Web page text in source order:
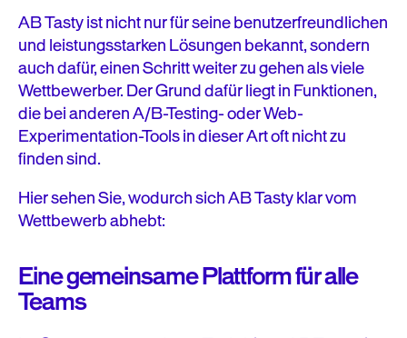
AB Tasty ist nicht nur für seine benutzerfreundlichen
und leistungsstarken Lösungen bekannt, sondern
auch dafür, einen Schritt weiter zu gehen als viele
Wettbewerber. Der Grund dafür liegt in Funktionen,
die bei anderen A/B-Testing- oder Web-
Experimentation-Tools in dieser Art oft nicht zu
finden sind.
Hier sehen Sie, wodurch sich AB Tasty klar vom
Wettbewerb abhebt:
Eine gemeinsame Plattform für alle
Teams